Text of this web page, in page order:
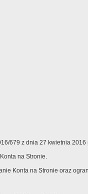
679 z dnia 27 kwietnia 2016
na Stronie.
Konta na Stronie oraz